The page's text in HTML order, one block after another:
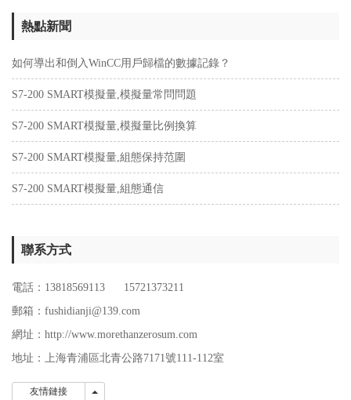
熱點新聞
如何導出和倒入WinCC用戶歸檔的數據記錄？
S7-200 SMART模擬量,模擬量常問問題
S7-200 SMART模擬量,模擬量比例換算
S7-200 SMART模擬量,組態保持范圍
S7-200 SMART模擬量,組態通信
聯系方式
電話：13818569113 15721373211
郵箱：fushidianji@139.com
網址：http://www.morethanzerosum.com
地址：
上海青浦區北青公路7171號111-112室
友情鏈接